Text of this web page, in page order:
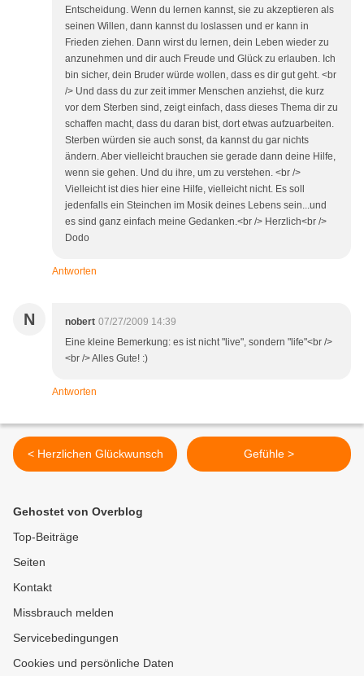
Entscheidung. Wenn du lernen kannst, sie zu akzeptieren als
seinen Willen, dann kannst du loslassen und er kann in
Frieden ziehen. Dann wirst du lernen, dein Leben wieder zu
anzunehmen und dir auch Freude und Glück zu erlauben. Ich
bin sicher, dein Bruder würde wollen, dass es dir gut geht. <br
/> Und dass du zur zeit immer Menschen anziehst, die kurz
vor dem Sterben sind, zeigt einfach, dass dieses Thema dir zu
schaffen macht, dass du daran bist, dort etwas aufzuarbeiten.
Sterben würden sie auch sonst, da kannst du gar nichts
ändern. Aber vielleicht brauchen sie gerade dann deine Hilfe,
wenn sie gehen. Und du ihre, um zu verstehen. <br />
Vielleicht ist dies hier eine Hilfe, vielleicht nicht. Es soll
jedenfalls ein Steinchen im Mosik deines Lebens sein...und
es sind ganz einfach meine Gedanken.<br /> Herzlich<br />
Dodo
Antworten
N nobert 07/27/2009 14:39
Eine kleine Bemerkung: es ist nicht "live", sondern "life"<br />
<br /> Alles Gute! :)
Antworten
< Herzlichen Glückwunsch Gefühle >
Gehostet von Overblog
Top-Beiträge
Seiten
Kontakt
Missbrauch melden
Servicebedingungen
Cookies und persönliche Daten